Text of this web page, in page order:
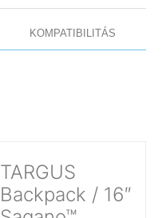
KOMPATIBILITÁS
TARGUS
Backpack / 16″